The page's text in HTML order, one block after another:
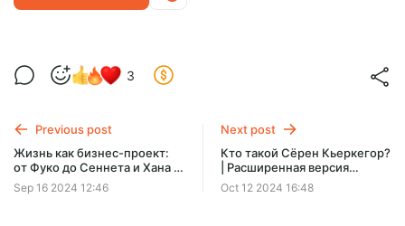
Коты и моральный натурализм |
Расширенная версия [S01:E98]
Level required:
SUBSCRIBE
3
Previous post
Жизнь как бизнес-проект:
от Фуко до Сеннета и Хана |
Расширенная версия
[S01:E97]
Sep 16 2024 12:46
Next post
Кто такой Сёрен Кьеркегор?
| Расширенная версия
[S01:E99]
Oct 12 2024 16:48